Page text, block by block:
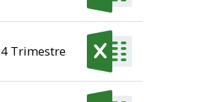
4 Trimestre